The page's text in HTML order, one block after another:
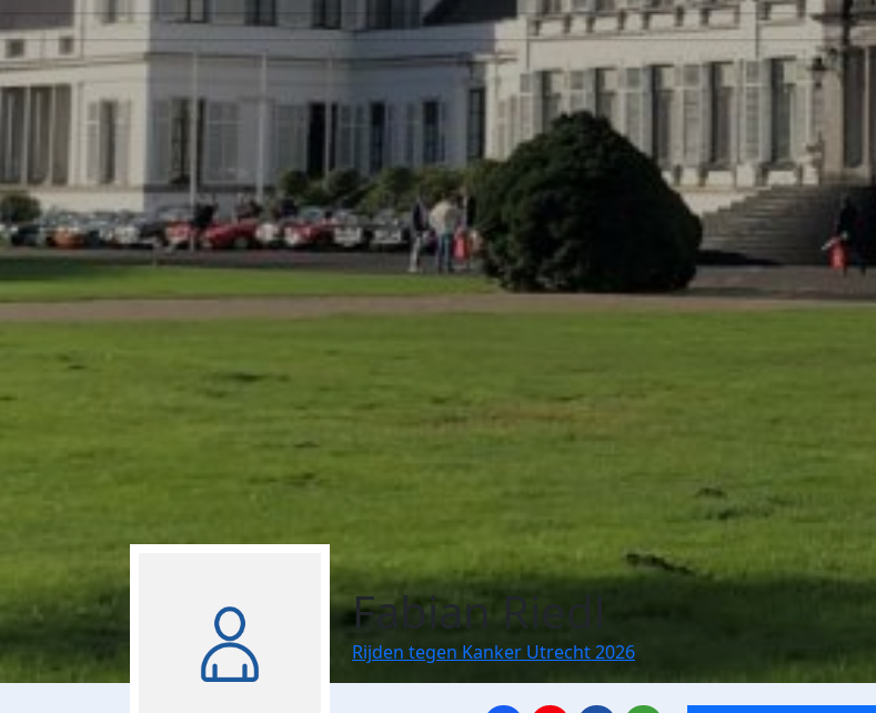
Fabian Riedl
Rijden tegen Kanker Utrecht 2026